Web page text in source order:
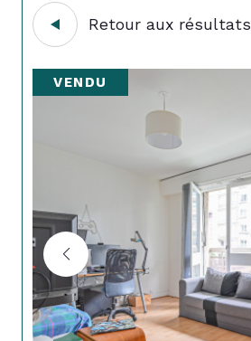
Retour aux résultats
VENDU